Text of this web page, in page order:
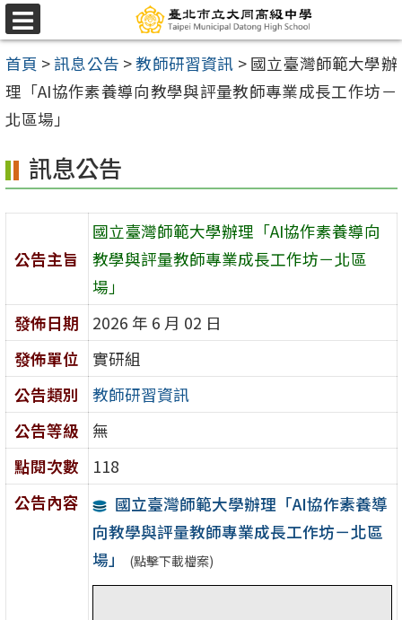
跳
至
主
要
內
區
選
單
首頁 >訊息公告 >教師研習資訊 > 國立臺灣師範大學辦
理「AI協作素養導向教學與評量教師專業成長工作坊－
北區場」
訊息公告
公告主旨
國立臺灣師範大學辦理「AI協作素養導向
教學與評量教師專業成長工作坊－北區
場」
發佈日期
2026 年 6 月 02 日
發佈單位
實研組
公告類別
教師研習資訊
公告等級
無
點閱次數
118
公告內容
國立臺灣師範大學辦理「AI協作素養導
向教學與評量教師專業成長工作坊－北區
場」
(點擊下載檔案)